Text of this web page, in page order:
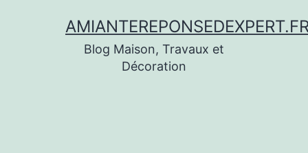
Blog Maison, Travaux et
Décoration